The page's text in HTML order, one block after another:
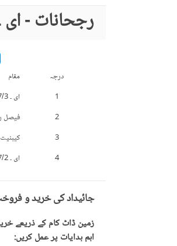
رجحانات - ای ۔ 17 میں سب سے زیادہ تلاش کردہ
درجہ مقام
1
ای ۔ 17/3
2
فیصل
3
4
ای ۔ 17/2
جائیداد کی خرید و
زمین ڈاٹ کام کے ذریعے
اہم ہدایات پر عمل کریں: